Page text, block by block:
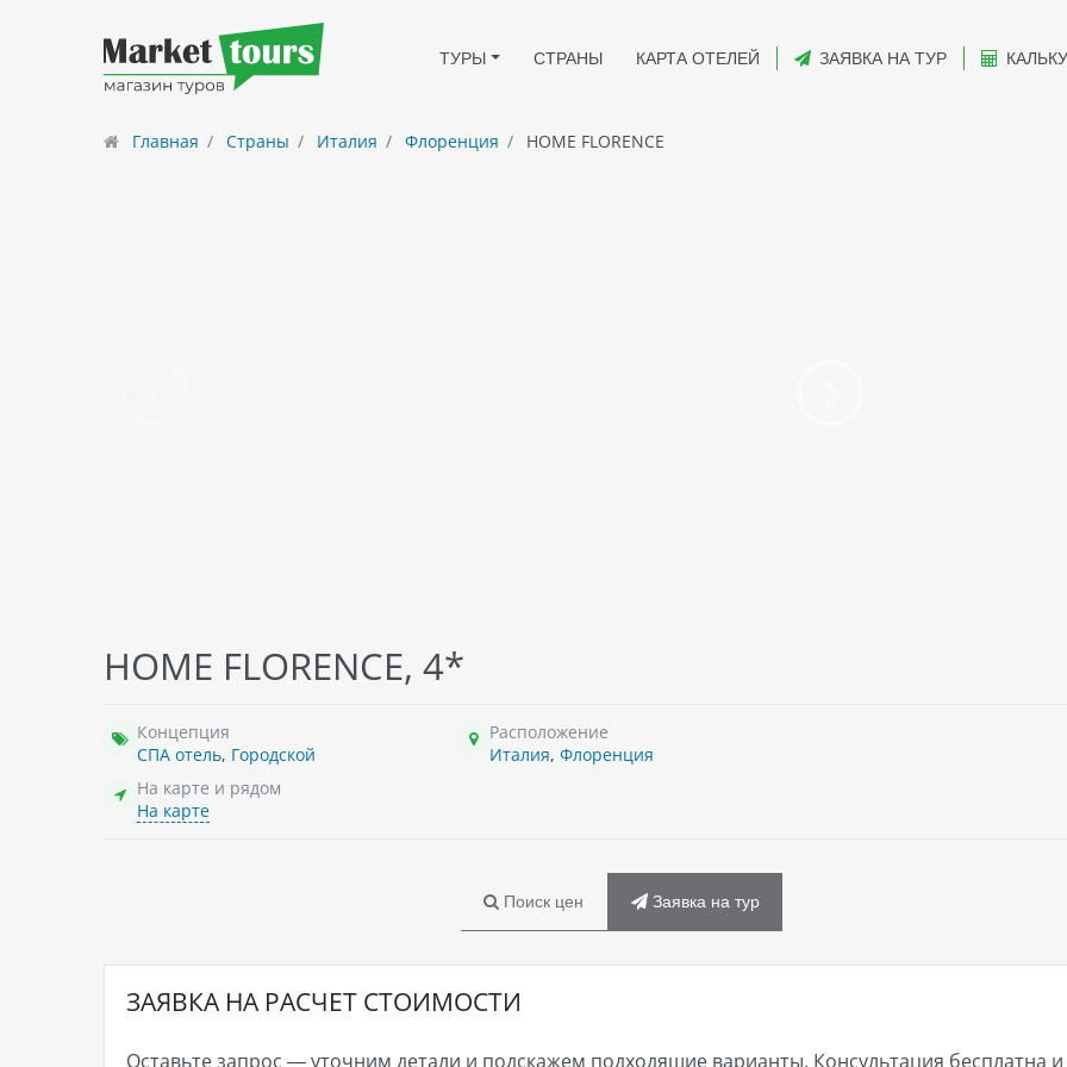
ТУРЫ СТРАНЫ КАРТА ОТЕЛЕЙ ЗАЯВКА НА ТУР
Главная Страны Италия Флоренция HOME FLORENCE
HOME FLORENCE, 4*
Концепция
СПА отель, Городской
Расположение
Италия, Флоренция
На карте и рядом
На карте
Поиск цен Заявка на тур
ЗАЯВКА НА РАСЧЕТ СТОИМОСТИ
Оставьте запрос — уточним детали и подскажем подходящие варианты. Консультация бесплатна и